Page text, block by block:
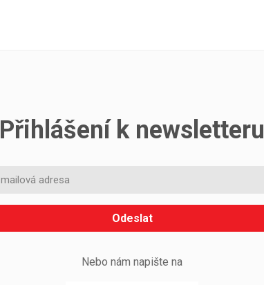
Přihlášení k newsletteru
Odeslat
Nebo nám napište na